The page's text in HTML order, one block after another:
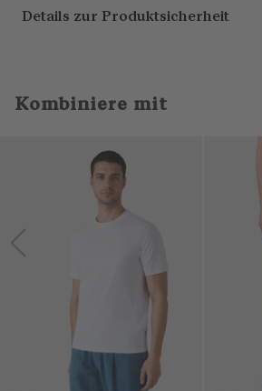
Details zur Produktsicherheit
Kombiniere mit